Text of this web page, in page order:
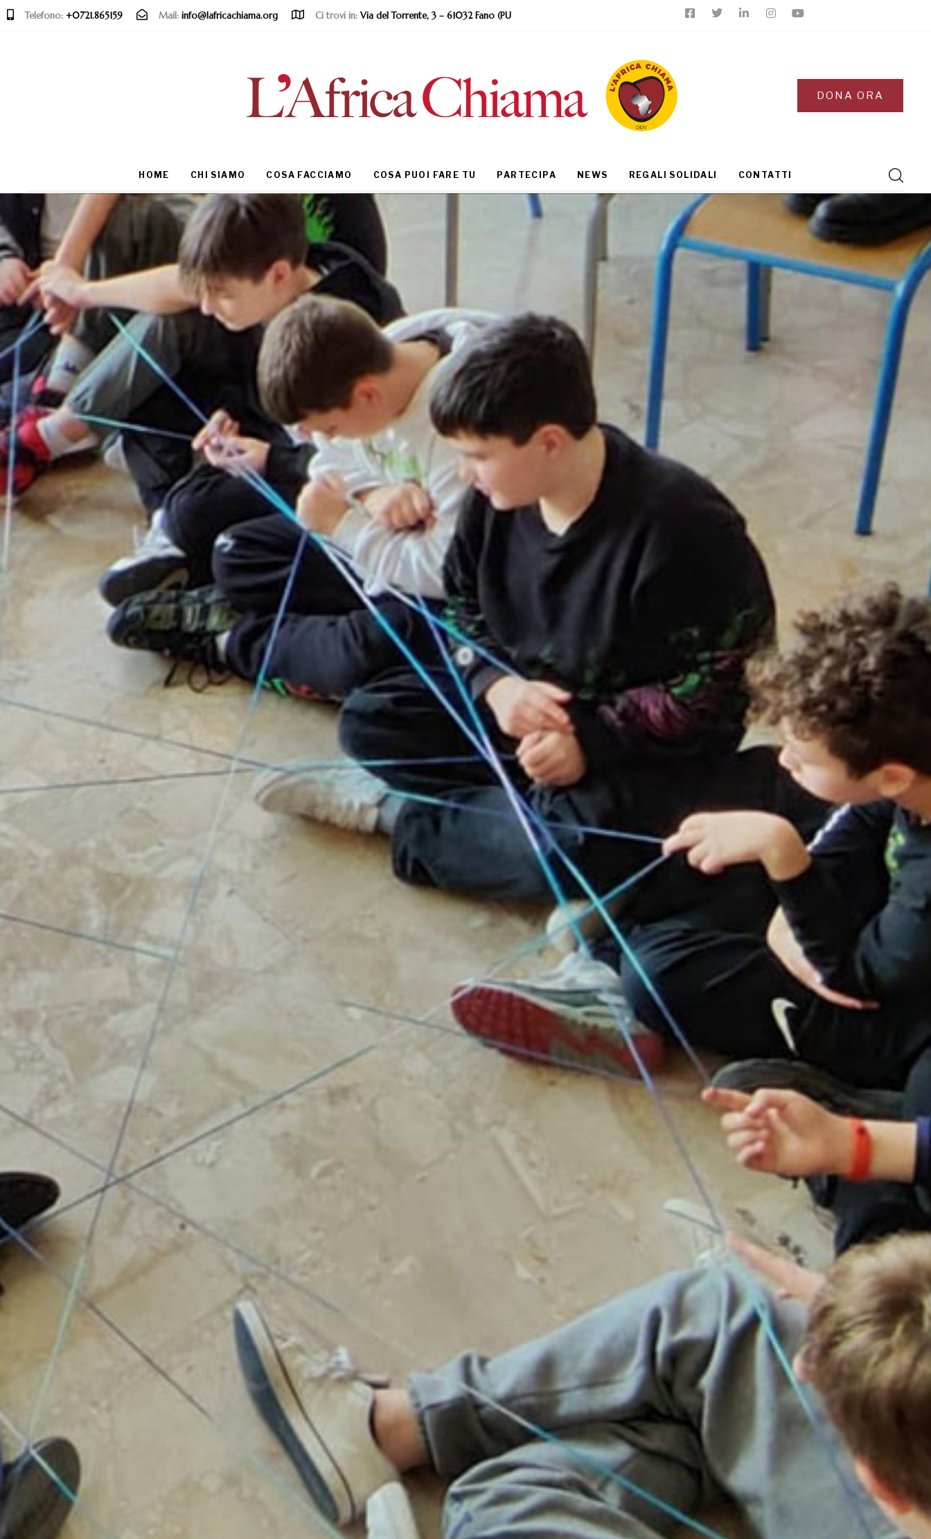
Telefono: +0721.865159 Mail: info@lafricachiama.org Ci trovi in: Via del Torrente, 3 – 61032 Fano (PU
DONA ORA
HOME CHI SIAMO COSA FACCIAMO COSA PUOI FARE TU PARTECIPA NEWS REGALI SOLIDALI CONTATTI
EDUCAZIONE ALLA
CITTADINANZA
GLOBALE